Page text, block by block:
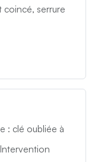
coincé, serrure
: clé oubliée à